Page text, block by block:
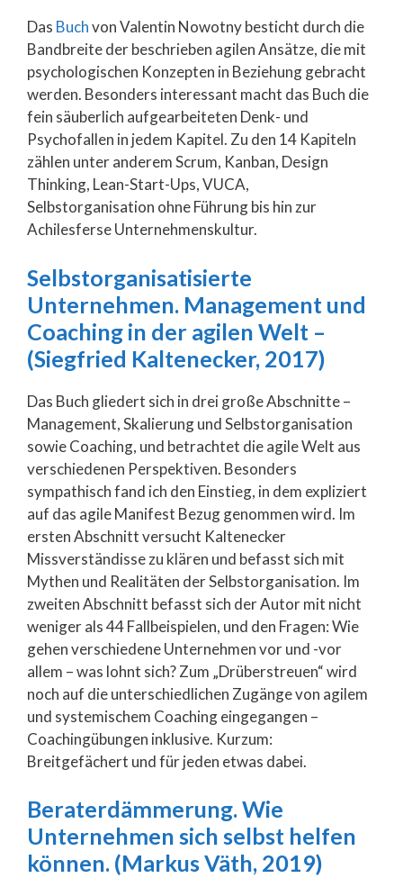
Das Buchvon Valentin Nowotny besticht durch die
Bandbreite der beschrieben agilen Ansätze, die mit
psychologischen Konzepten in Beziehung gebracht
werden. Besonders interessant macht das Buch die
fein säuberlich aufgearbeiteten Denk- und
Psychofallen in jedem Kapitel. Zu den 14 Kapiteln
zählen unter anderem Scrum, Kanban, Design
Thinking, Lean-Start-Ups, VUCA,
Selbstorganisation ohne Führung bis hin zur
Achilesferse Unternehmenskultur.
Selbstorganisatisierte
Unternehmen. Management und
Coaching in der agilen Welt –
(Siegfried Kaltenecker, 2017)
Das Buch gliedert sich in drei große Abschnitte –
Management, Skalierung und Selbstorganisation
sowie Coaching, und betrachtet die agile Welt aus
verschiedenen Perspektiven. Besonders
sympathisch fand ich den Einstieg, in dem expliziert
auf das agile Manifest Bezug genommen wird. Im
ersten Abschnitt versucht Kaltenecker
Missverständisse zu klären und befasst sich mit
Mythen und Realitäten der Selbstorganisation. Im
zweiten Abschnitt befasst sich der Autor mit nicht
weniger als 44 Fallbeispielen, und den Fragen: Wie
gehen verschiedene Unternehmen vor und -vor
allem – was lohnt sich? Zum „Drüberstreuen“ wird
noch auf die unterschiedlichen Zugänge von agilem
und systemischem Coaching eingegangen –
Coachingübungen inklusive. Kurzum:
Breitgefächert und für jeden etwas dabei.
Beraterdämmerung. Wie
Unternehmen sich selbst helfen
können. (Markus Väth, 2019)